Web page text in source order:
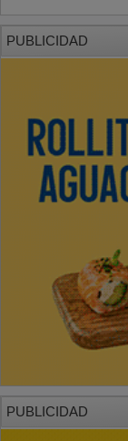
PUBLICIDAD